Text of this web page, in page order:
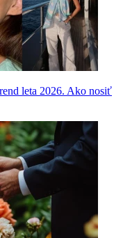
leta 2026. Ako nosiť